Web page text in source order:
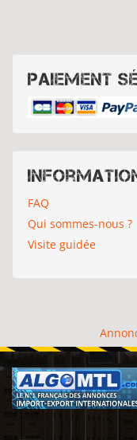
Paiement
FAQ
Qui sommes-nous ?
Visite guidée